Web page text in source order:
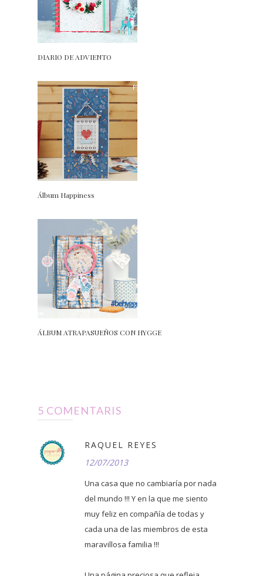
DIARIO DE ADVIENTO
Álbum Happiness
ÁLBUM ATRAPASUEÑOS CON HYGGE
5 COMENTARIS
RAQUEL REYES
12/07/2013
Una casa que no cambiaría por nada
del mundo !!! Y en la que me siento
muy feliz en compañía de todas y
cada una de las miembros de esta
maravillosa familia !!!